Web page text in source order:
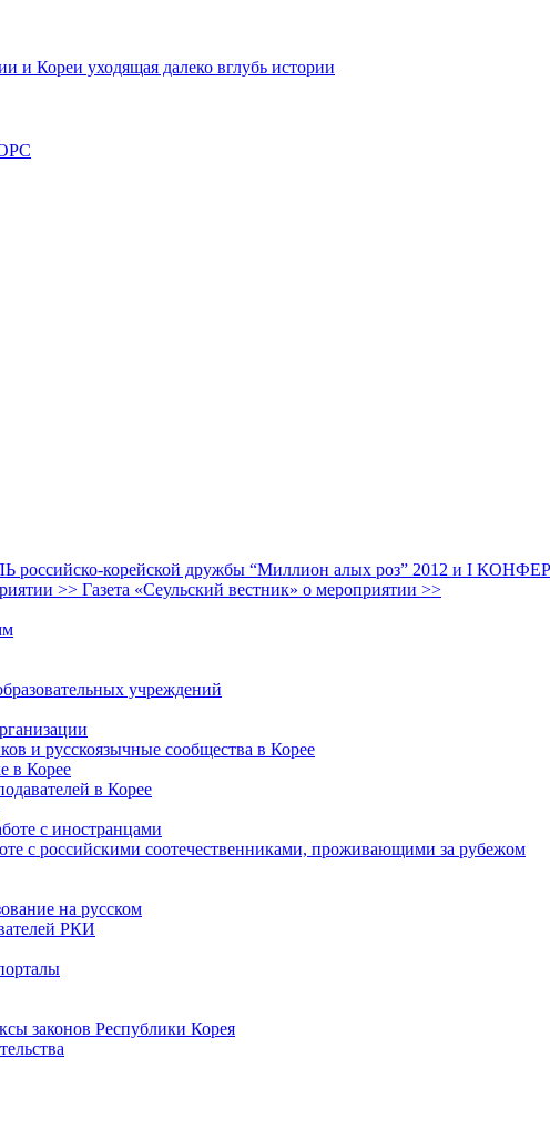
и Кореи уходящая далеко вглубь истории
корейской дружбы “Миллион алых роз” 2012 и I
>> Газета «Сеульский вестник» о мероприятии >>
учреждений
и русскоязычные сообщества в Корее
в Корее
в Корее
с иностранцами
с российскими соотечественниками, проживающими за рубежом
на русском
РКИ
законов Республики Корея